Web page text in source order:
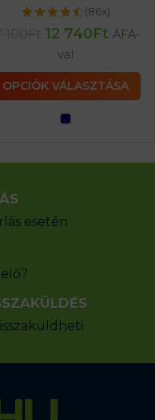
(86x)
12 740Ft ÁFA-
val
OPCIÓK VÁLASZTÁSA
esetén